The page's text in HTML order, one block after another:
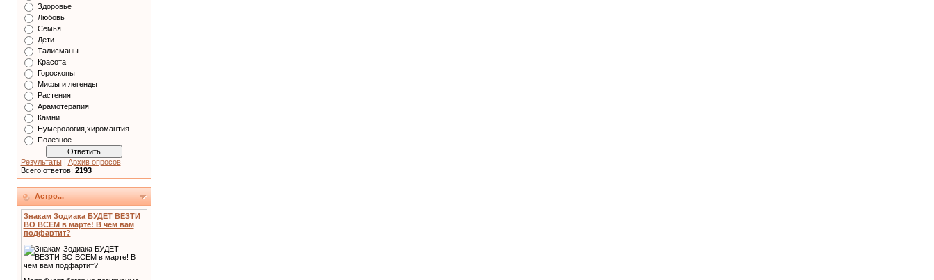
Здоровье
Любовь
Семья
Дети
Талисманы
Красота
Гороскопы
Мифы и легенды
Растения
Арамотерапия
Камни
Нумерология,хиромантия
Полезное
Результаты| Архив опросов
Всего ответов: 2193
Астро...
Знакам Зодиака БУДЕТ ВЕЗТИ
ВО ВСЕМ в марте! В чем вам
подфартит?